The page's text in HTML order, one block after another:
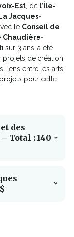
Est , de l’Île-
La Jacques-
le Conseil de
Chaudière-
sur 3 ans, a été
de création,
liens entre les arts
pour cette
des
Total : 140